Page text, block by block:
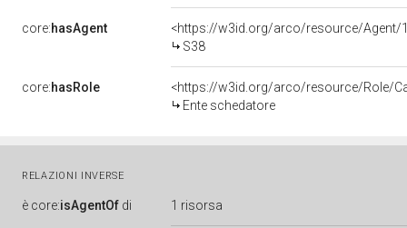
core:hasAgent
<https://w3id.org/arco/resource/Agent/
S38
core:hasRole
<https://w3id.org/arco/resource/Role/
Ente schedatore
RELAZIONI INVERSE
è core:isAgentOf di 1 risorsa